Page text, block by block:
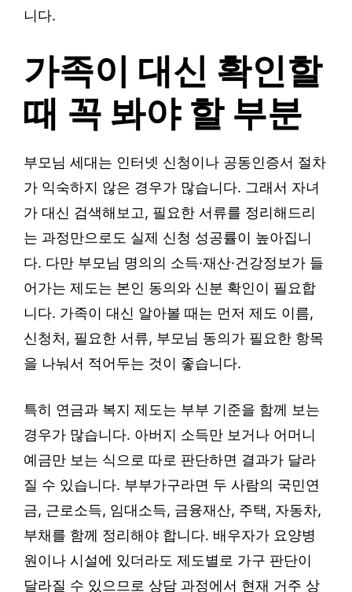
니다.
가족이 대신 확인할
때 꼭 봐야 할 부분
부모님 세대는 인터넷 신청이나 공동인증서 절차
가 익숙하지 않은 경우가 많습니다. 그래서 자녀
가 대신 검색해보고, 필요한 서류를 정리해드리
는 과정만으로도 실제 신청 성공률이 높아집니
다. 다만 부모님 명의의 소득·재산·건강정보가 들
어가는 제도는 본인 동의와 신분 확인이 필요합
니다. 가족이 대신 알아볼 때는 먼저 제도 이름,
신청처, 필요한 서류, 부모님 동의가 필요한 항목
을 나눠서 적어두는 것이 좋습니다.
특히 연금과 복지 제도는 부부 기준을 함께 보는
경우가 많습니다. 아버지 소득만 보거나 어머니
예금만 보는 식으로 따로 판단하면 결과가 달라
질 수 있습니다. 부부가구라면 두 사람의 국민연
금, 근로소득, 임대소득, 금융재산, 주택, 자동차,
부채를 함께 정리해야 합니다. 배우자가 요양병
원이나 시설에 있더라도 제도별로 가구 판단이
달라질 수 있으므로 상담 과정에서 현재 거주 상